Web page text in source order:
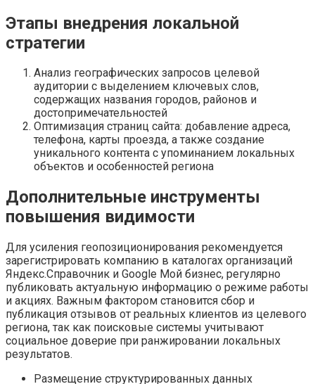
Этапы внедрения локальной
стратегии
Анализ географических запросов целевой
аудитории с выделением ключевых слов,
содержащих названия городов, районов и
достопримечательностей
Оптимизация страниц сайта: добавление адреса,
телефона, карты проезда, а также создание
уникального контента с упоминанием локальных
объектов и особенностей региона
Дополнительные инструменты
повышения видимости
Для усиления геопозиционирования рекомендуется
зарегистрировать компанию в каталогах организаций
Яндекс.Справочник и Google Мой бизнес, регулярно
публиковать актуальную информацию о режиме работы
и акциях. Важным фактором становится сбор и
публикация отзывов от реальных клиентов из целевого
региона, так как поисковые системы учитывают
социальное доверие при ранжировании локальных
результатов.
Размещение структурированных данных